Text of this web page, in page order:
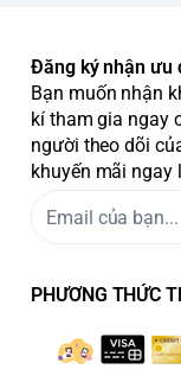
Đăng ký nhận ưu
Bạn muốn nhận
kí tham gia ngay
người theo dõi
khuyến mãi ngay
PHƯƠNG THỨC